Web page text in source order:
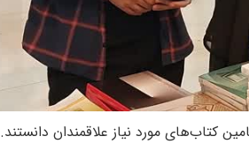
کتاب‌های مورد نیاز علاقمندان دانستند.